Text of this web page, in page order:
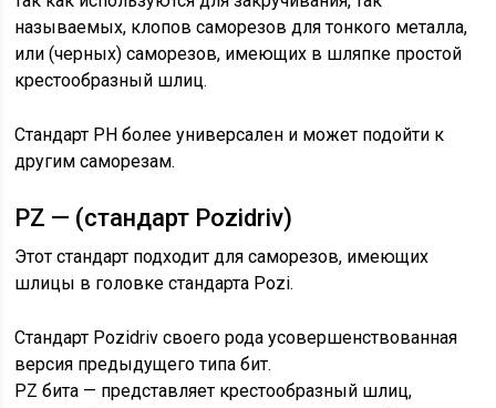
называемых, клопов саморезов для тонкого металла,
или (черных) саморезов, имеющих в шляпке простой
крестообразный шлиц.
Стандарт PH более универсален и может подойти к
другим саморезам.
PZ — (стандарт Pozidriv)
Этот стандарт подходит для саморезов, имеющих
шлицы в головке стандарта Pozi.
Стандарт Pozidriv своего рода усовершенствованная
версия предыдущего типа бит.
PZ бита — представляет крестообразный шлиц,